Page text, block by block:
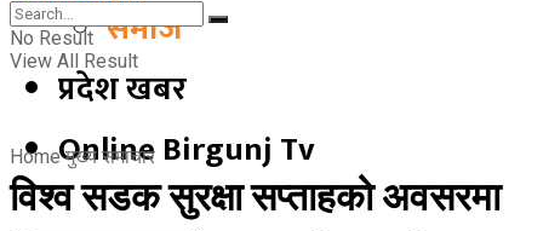
समाज
प्रदेश खबर
Online Birgunj Tv
No Result
View All Result
Home मुख्य समाचार
विश्व सडक सुरक्षा सप्ताहको अवसरमा